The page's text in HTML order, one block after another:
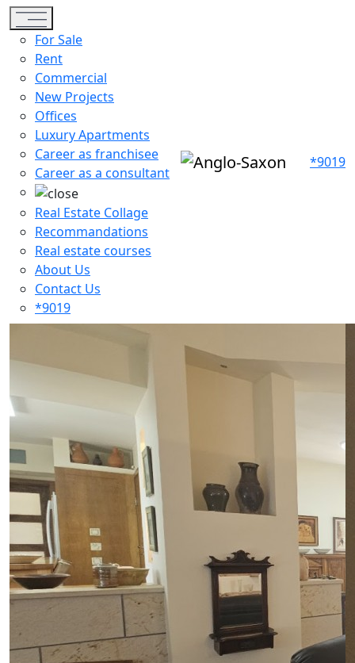
Toggle navigation
For Sale
Rent
Commercial
New Projects
Offices
Luxury Apartments
Career as franchisee
Career as a consultant
Real Estate Collage
Recommandations
Real estate courses
About Us
Contact Us
*9019
*9019